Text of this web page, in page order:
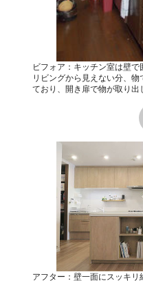
ビフォア：キッチン室は壁で
リビングから見えない分、
ており、開き扉で物が取り出
アフター：壁一面にスッキリ